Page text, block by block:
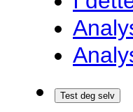
Test deg selv